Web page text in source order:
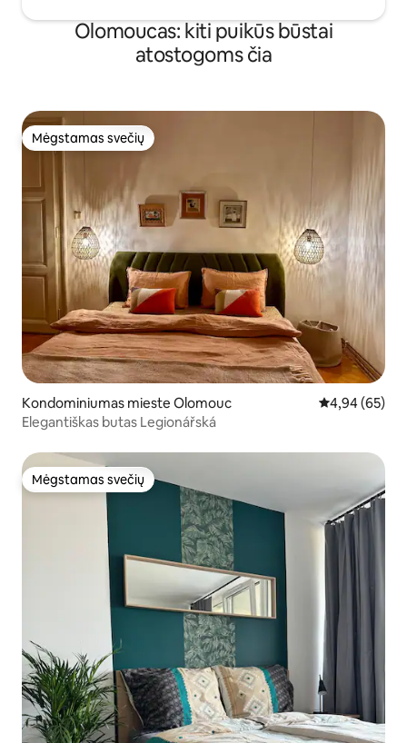
Olomoucas: kiti puikūs būstai
atostogoms čia
Mėgstamas svečių
Mėgstamas svečių
Kondominiumas mieste Olomouc Vidutinis
4,94 (65)
Elegantiškas butas Legionářská
Mėgstamas svečių
Mėgstamas svečių